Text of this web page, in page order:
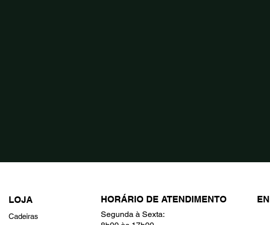
LOJA
Cadeiras
HORÁRIO DE ATENDIMENTO
Segunda à Sexta: